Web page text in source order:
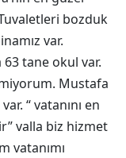
bozduk
var.
tane okul var.
Mustafa
“ vatanını en
valla biz hizmet
vatanımı